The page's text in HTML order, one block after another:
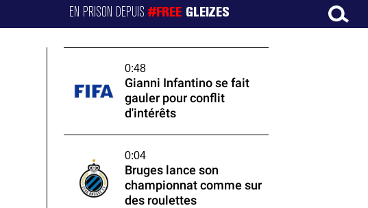
EN PRISON DEPUIS#FREE GLEIZES
0:48
Gianni Infantino se fait
gauler pour conflit
d'intérêts
0:04
Bruges lance son
championnat comme sur
des roulettes